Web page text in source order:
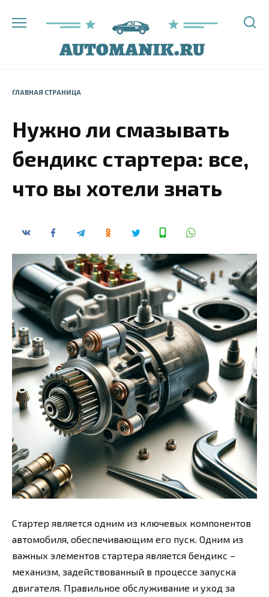
ГЛАВНАЯ СТРАНИЦА
Нужно ли смазывать
бендикс стартера: все,
что вы хотели знать
Стартер является одним из ключевых компонентов
автомобиля, обеспечивающим его пуск. Одним из
важных элементов стартера является бендикс –
механизм, задействованный в процессе запуска
двигателя. Правильное обслуживание и уход за